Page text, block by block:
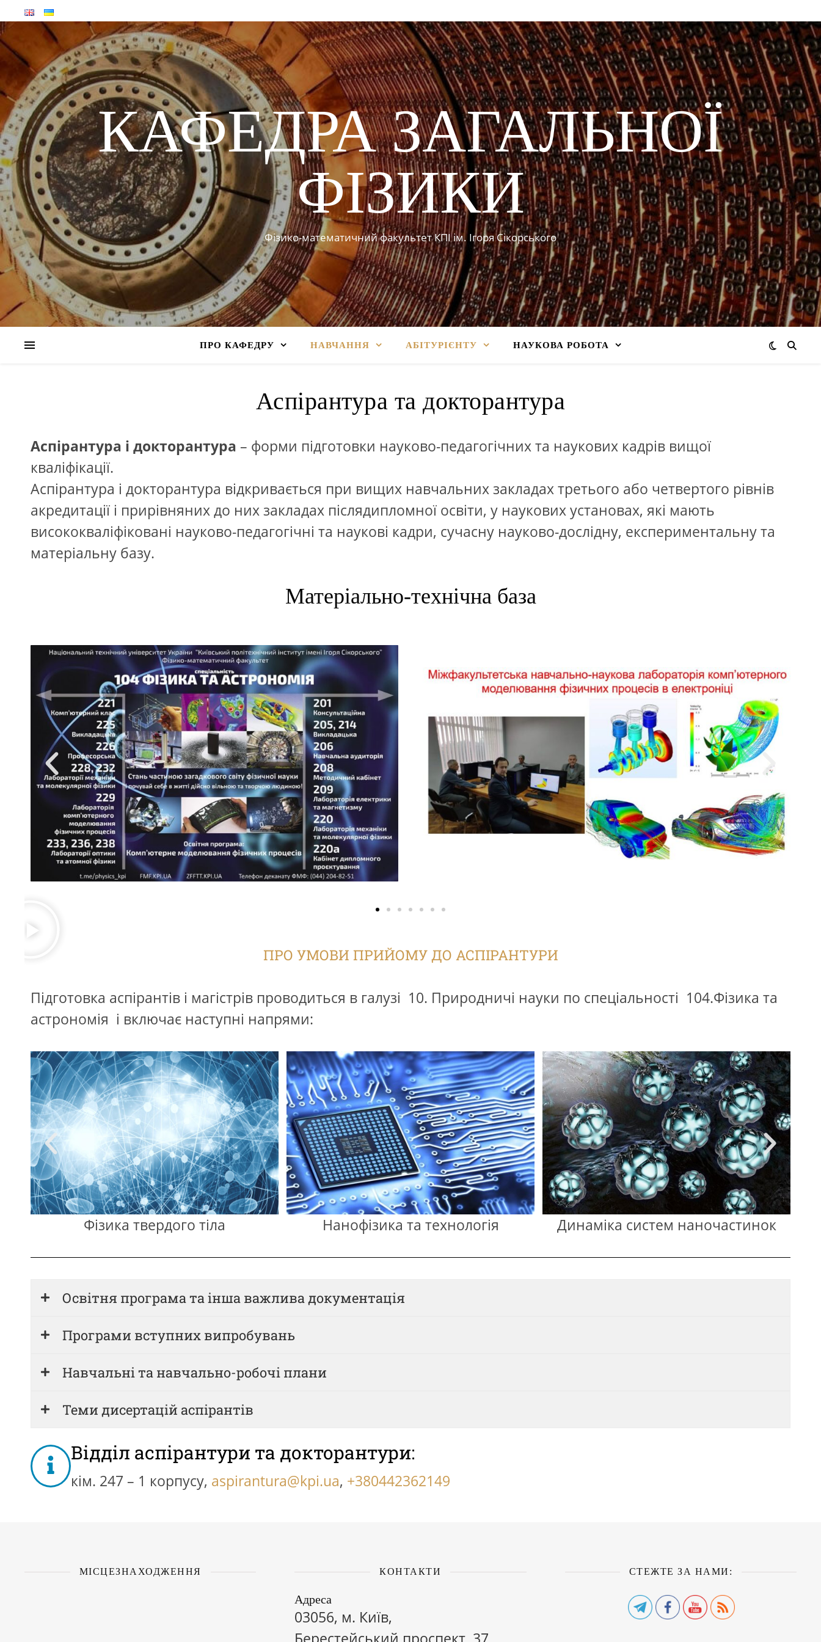
КАФЕДРА ЗАГАЛЬНОЇ
ФІЗИКИ
Фізико-математичний факультет КПІ ім. Ігоря Сікорського
ПРО КАФЕДРУ НАВЧАННЯ АБІТУРІЄНТУ НАУКОВА РОБОТА
Аспірантура та докторантура
Аспірантура і докторантура – форми підготовки науково-педагогічних та наукових кадрів вищої
кваліфікації.
Аспірантура і докторантура відкривається при вищих навчальних закладах третього або четвертого рівнів
акредитації і прирівняних до них закладах післядипломної освіти, у наукових установах, які мають
висококваліфіковані науково-педагогічні та наукові кадри, сучасну науково-дослідну, експериментальну та
матеріальну базу.
Матеріально-технічна база
ПРО УМОВИ ПРИЙОМУ ДО АСПІРАНТУРИ
Підготовка аспірантів і магістрів проводиться в галузі 10. Природничі науки по спеціальності 104.Фізика та
астрономія і включає наступні напрями:
Нанофізика та технологія Динаміка систем наночастинок Фізика магнітних явищ
Освітня програма та інша важлива документація
Програми вступних випробувань
Навчальні та навчально-робочі плани
Теми дисертацій аспірантів
Відділ аспірантури та докторантури:
кім. 247 – 1 корпусу, aspirantura@kpi.ua, +380442362149
МІСЦЕЗНАХОДЖЕННЯ КОНТАКТИ
Адреса
03056, м. Київ,
СТЕЖТЕ ЗА НАМИ: